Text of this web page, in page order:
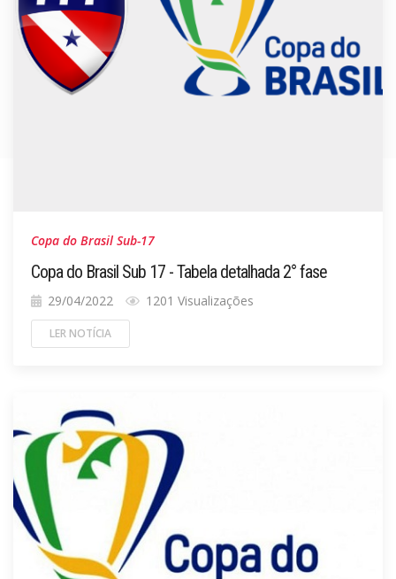
Copa do Brasil Sub-17
Copa do Brasil Sub 17 - Tabela detalhada 2° fase
29/04/2022 1201 Visualizações
LER NOTÍCIA